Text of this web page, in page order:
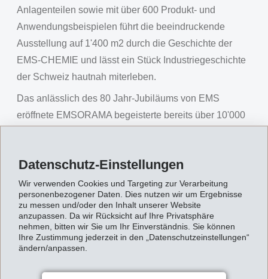
Datenschutz-Einstellungen
Wir verwenden Cookies und Targeting zur Verarbeitung
personenbezogener Daten. Dies nutzen wir um Ergebnisse
zu messen und/oder den Inhalt unserer Website
anzupassen. Da wir Rücksicht auf Ihre Privatsphäre
nehmen, bitten wir Sie um Ihr Einverständnis. Sie können
Ihre Zustimmung jederzeit in den „Datenschutzeinstellungen“
ändern/anpassen.
Anlagenteilen sowie mit über 600 Produkt- und
Anwendungsbeispielen führt die beeindruckende
Ausstellung auf 1'400 m2 durch die Geschichte der
EMS-CHEMIE und lässt ein Stück Industriegeschichte
der Schweiz hautnah miterleben.
Das anlässlich des 80 Jahr-Jubiläums von EMS
eröffnete EMSORAMA begeisterte bereits über 10'000
spielerischen Entdecken von Phänomenen aus Natur
und Technik ein. Über 50 verschiedene Exponate
stehen an 17 Stationen auf einer rund 400 m2 grossen
Experimentierfläche den Besuchern jeden Alters zum
Tüfteln zur Verfügung: Warum bleibt ein Ball in der Luft
stehen, wieso leuchtet die Lampe ohne Kabel, weshalb